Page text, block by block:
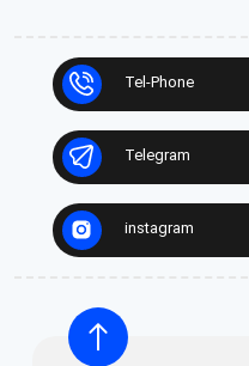
Tel-Phone
Telegram
instagram